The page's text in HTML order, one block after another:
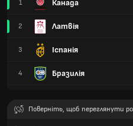
1 Канада
2 Латвія
3 Іспанія
4 Бразилія
Поверніть, щоб переглянути